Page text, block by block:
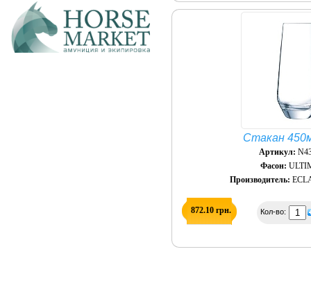
Стакан
Артикул:
Фасон:
Производитель:
872.10 грн. Кол-во: